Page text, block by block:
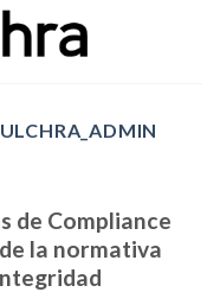
de Compliance
la normativa